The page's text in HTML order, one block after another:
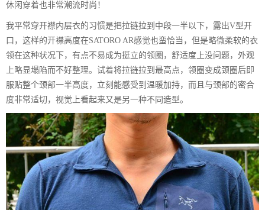
休闲穿着也非常潮流时尚！
我平常穿开襟内层衣的习惯是把拉链拉到中段一半以下，露出V型开
口，这样的开襟高度在SATORO AR感觉也蛮恰当，但是略微柔软的衣
领在这种状况下，有点不易成为挺立的领圈，舒适度上没问题，外观
上略显塌陷而不好整理。试着将拉链拉到最高点，领圈变成颈圈后即
服贴整个颈部一半高度，立刻能感受到温暖加持，而且与颈部的密合
度非常适切，视觉上看起来又是另一种不同造型。